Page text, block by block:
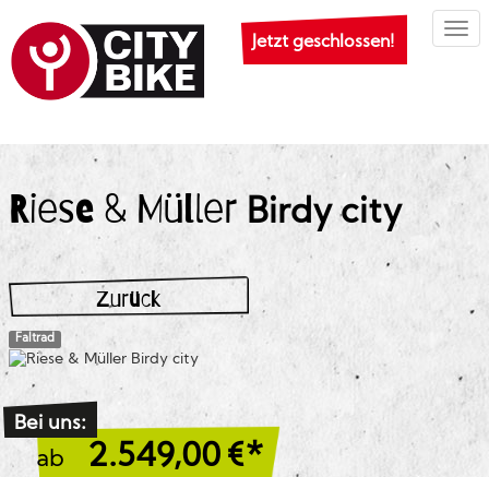
Jetzt geschlossen!
Riese & Müller Birdy city
Zurück
Faltrad
Bei uns:
ab 2.549,00 €*